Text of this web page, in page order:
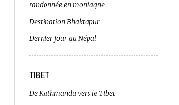
randonnée en montagne
Destination Bhaktapur
Dernier jour au Népal
TIBET
De Kathmandu vers le Tibet